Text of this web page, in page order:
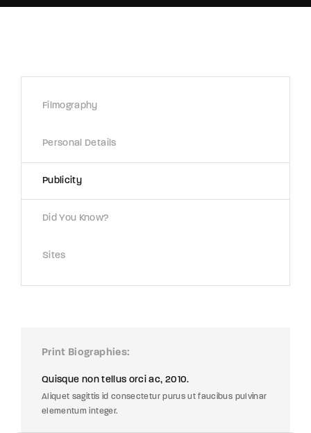
Filmography
Personal Details
Publicity
Did You Know?
Sites
Print Biographies
Quisque non tellus orci ac, 2010.
Aliquet sagittis id consectetur purus ut faucibus pulvinar
elementum integer.